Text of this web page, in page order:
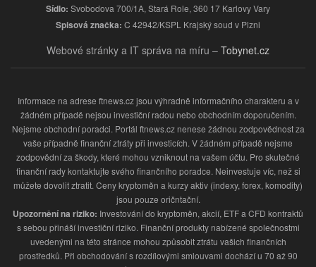
Sídlo: Svobodova 700/1A, Stará Role, 360 17 Karlovy Vary
Spisová značka: C 42942/KSPL Krajský soud v Plzni
Webové stránky a IT správa na míru – Tobynet.cz
Informace na adrese ftnews.cz jsou výhradně informačního charakteru a v
žádném případě nejsou investiční radou nebo obchodním doporučením.
Nejsme obchodní poradci. Portál ftnews.cz nenese žádnou zodpovědnost za
vaše případně finanční ztráty při investicích. V žádném případě nejsme
zodpovědní za škody, které mohou vzniknout na vašem účtu. Pro skutečné
finanční rady kontaktujte svého finančního poradce. Neinvestuje víc, než si
můžete dovolit ztratit. Ceny kryptoměn a kurzy aktiv (indexy, forex, komodity)
jsou pouze oričntační.
Upozornění na riziko: Investování do kryptoměn, akcií, ETF a CFD kontraktů
s sebou přináší investiční riziko. Finanční produkty nabízené společnostmi
uvedenými na této stránce mohou způsobit ztrátu vašich finančních
prostředků. Při obchodování s rozdílovými smlouvami dochází u 70 až 90